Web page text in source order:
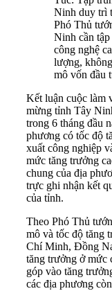
Phó Thủ
Ninh cần
công nghệ
lượng,
mô vốn đầu
Kết luận cuộc làm
mừng tỉnh Tây
trong 6 tháng đầu
phương có tốc độ
xuất công nghiệp
mức tăng trưởng
chung của địa
trực ghi nhận kết
của tỉnh.
Theo Phó Thủ
mô và tốc độ tăng
Chí Minh, Đồng
tăng trưởng ở mức
góp vào tăng
các địa phương